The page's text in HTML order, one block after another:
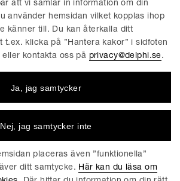
centrala. Under Delphi Young Business
med sig av sina omfattande
positioner inom IT- och
med- och motgångar samt
utgjort hennes drivkrafter.
resa han gjort dem senaste
utmaningar – att bygga bolag och
utveckling.
på Dagens Industri med ett
utrikeskorrespondent i USA. Gabriel
att vi samlar in information om din
använder hemsidan vilket kopplas ihop
känner till. Du kan återkalla ditt
t.ex. klicka på ”Hantera kakor” i sidfoten
kontakta oss på privacy@delphi.se.
Ja, jag samtycker
Nej, jag samtycker inte
placeras även ”funktionella”
ditt samtycke. Här kan du läsa om